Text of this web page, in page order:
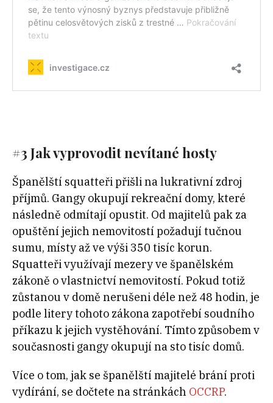
#3 Jak vyprovodit nevítané hosty
Španělští squatteři přišli na lukrativní zdroj
příjmů. Gangy okupují rekreační domy, které
následně odmítají opustit. Od majitelů pak za
opuštění jejich nemovitostí požadují tučnou
sumu, místy až ve výši 350 tisíc korun.
Squatteři využívají mezery ve španělském
zákoně o vlastnictví nemovitostí. Pokud totiž
zůstanou v domě nerušeni déle než 48 hodin, je
podle litery tohoto zákona zapotřebí soudního
příkazu k jejich vystěhování. Tímto způsobem v
současnosti gangy okupují na sto tisíc domů.
Více o tom, jak se španělští majitelé brání proti
vydírání, se dočtete na stránkách OCCRP.